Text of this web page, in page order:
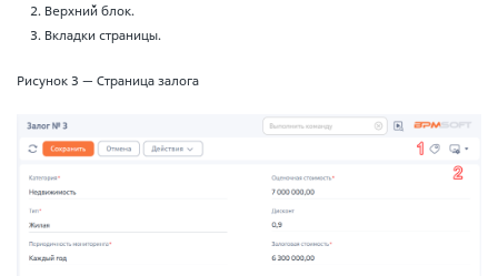
Верхний блок.
Вкладки страницы.
Рисунок 3 — Страница залога